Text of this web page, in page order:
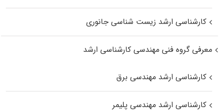
کارشناسی ارشد زیست‌ شناسی جانوری
معرفی گروه فنی مهندسی کارشناسی ارشد
کارشناسی ارشد مهندسی برق
کارشناسی ارشد مهندسی پلیمر